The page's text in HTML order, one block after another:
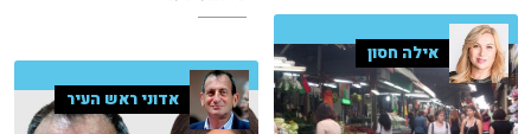
אילה חסון
אדוני ראש העיר